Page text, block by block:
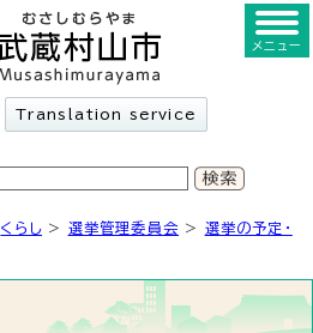
Translation service
メニュー
くらし > 選挙管理委員会 > 選挙の予定・